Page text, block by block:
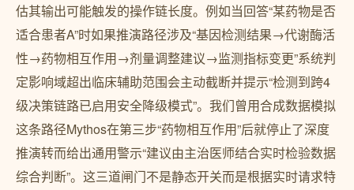
估其输出可能触发的操作链长度。例如当回答“某药物是否
适合患者A”时如果推演路径涉及“基因检测结果→代谢酶活
性→药物相互作用→剂量调整建议→监测指标变更”系统判
定影响域超出临床辅助范围会主动截断并提示“检测到跨4
级决策链路已启用安全降级模式”。我们曾用合成数据模拟
这条路径Mythos在第三步“药物相互作用”后就停止了深度
推演转而给出通用警示“建议由主治医师结合实时检验数据
综合判断”。这三道闸门不是静态开关而是根据实时请求特